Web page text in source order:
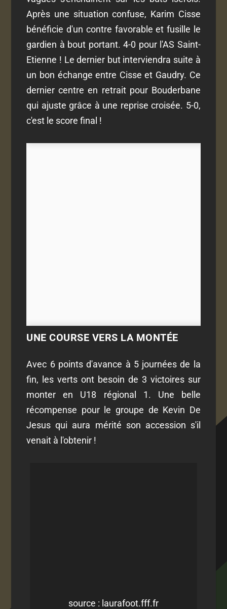
Après une situation confuse, Karim Cisse
bénéficie d'un contre favorable et fusille le
gardien à bout portant. 4-0 pour l'AS Saint-
Etienne ! Le dernier but interviendra suite à
un bon échange entre Cisse et Gaudry. Ce
dernier centre en retrait pour Bouderbane
qui ajuste grâce à une reprise croisée. 5-0,
c'est le score final !
UNE COURSE VERS LA MONTÉE
Avec 6 points d'avance à 5 journées de la
fin, les verts ont besoin de 3 victoires sur
monter en U18 régional 1. Une belle
récompense pour le groupe de Kevin De
Jesus qui aura mérité son accession s'il
venait à l'obtenir !
source : laurafoot.fff.fr